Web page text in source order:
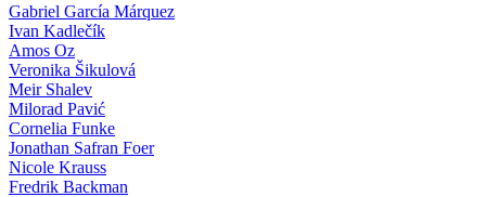
Gabriel García Márquez
Ivan Kadlečík
Amos Oz
Veronika Šikulová
Meir Shalev
Milorad Pavić
Cornelia Funke
Jonathan Safran Foer
Nicole Krauss
Fredrik Backman